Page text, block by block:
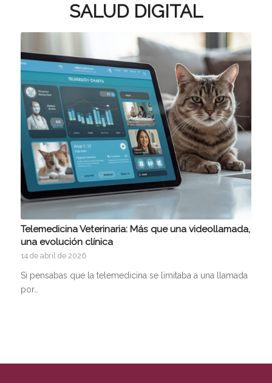
SALUD DIGITAL
Telemedicina Veterinaria: Más que una videollamada,
una evolución clínica
14 de abril de 2026
Si pensabas que la telemedicina se limitaba a una llamada
por…